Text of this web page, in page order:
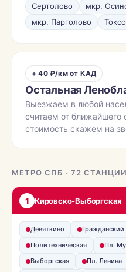
Сертолово
мкр.
мкр. Парголово
+ 40 ₽/км от КАД
Остальная
Выезжаем в любой
считаем от
стоимость скажем на
МЕТРО СПБ · 72
1 Кировско-Выборгская
Девяткино Гражданский
Политехническая
Пл.
Выборгская
Пл. Ленина